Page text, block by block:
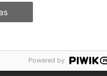
Powered by